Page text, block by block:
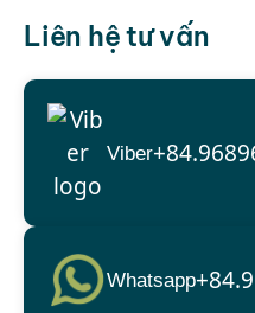
Liên hệ tư vấn
Viber
Whatsapp